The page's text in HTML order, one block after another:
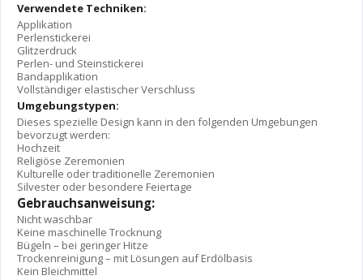
Verwendete Techniken:
Applikation
Perlenstickerei
Glitzerdruck
Perlen- und Steinstickerei
Bandapplikation
Vollständiger elastischer Verschluss
Umgebungstypen:
Dieses spezielle Design kann in den folgenden Umgebungen
bevorzugt werden:
Hochzeit
Religiöse Zeremonien
Kulturelle oder traditionelle Zeremonien
Silvester oder besondere Feiertage
Gebrauchsanweisung:
Nicht waschbar
Keine maschinelle Trocknung
Bügeln – bei geringer Hitze
Trockenreinigung – mit Lösungen auf Erdölbasis
Kein Bleichmittel